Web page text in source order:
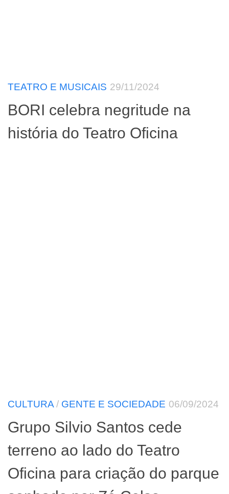
TEATRO E MUSICAIS 29/11/2024
BORI celebra negritude na
história do Teatro Oficina
CULTURA/ GENTE E SOCIEDADE 06/09/2024
Grupo Silvio Santos cede
terreno ao lado do Teatro
Oficina para criação do parque